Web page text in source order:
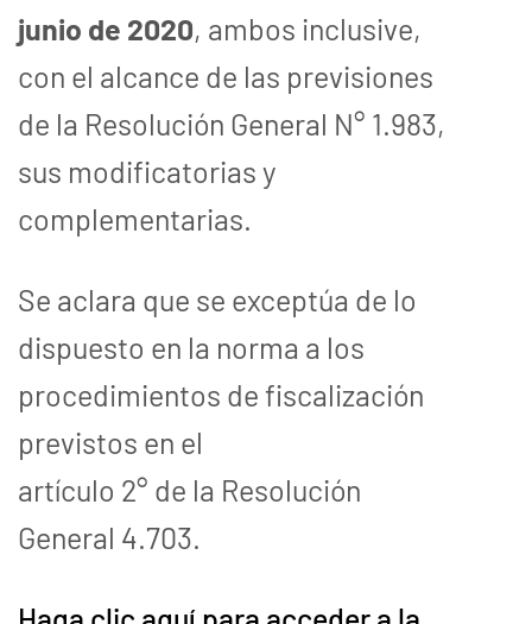
junio de 2020, ambos inclusive,
con el alcance de las previsiones
de la Resolución General N° 1.983,
sus modificatorias y
complementarias.
Se aclara que se exceptúa de lo
dispuesto en la norma a los
procedimientos de fiscalización
previstos en el
artículo 2° de la Resolución
General 4.703.